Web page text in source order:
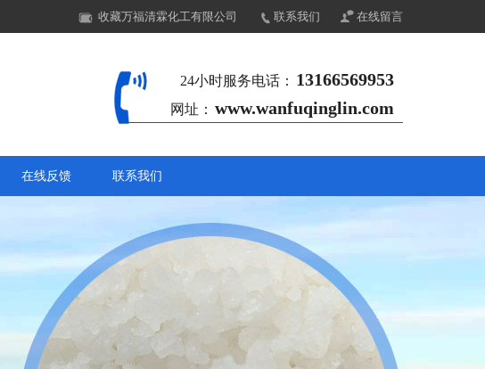
收藏万福清霖化工有限公司 联系我们 在线留言
24小时服务电话： 13166569953
网址： www.wanfuqinglin.com
在线反馈 联系我们